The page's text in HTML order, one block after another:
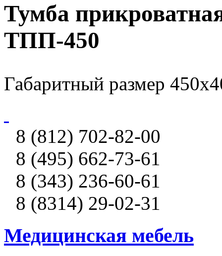
Тумба
ТПП-450
Габаритный размер
8 (812) 702-82-00
8 (495) 662-73-61
8 (343) 236-60-61
8 (8314) 29-02-31
Медицинская мебель